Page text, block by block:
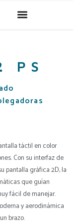
PS
táctil en color
Con su interfaz de
pantalla gráfica 2D, la
que guían
fácil de manejar.
y aerodinámica
brazo.